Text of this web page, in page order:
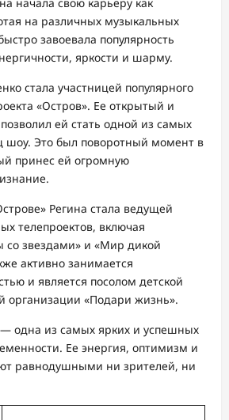
на различных музыкальных
завоевала популярность
яркости и шарму.
стала участницей популярного
«Остров». Ее открытый и
ей стать одной из самых
шоу. Это был поворотный момент в
принес ей огромную
Регина стала ведущей
телепроектов, включая
со звездами» и «Мир дикой
активно занимается
и является посолом детской
организации «Подари жизнь».
— одна из самых ярких и успешных
Ее энергия, оптимизм и
равнодушными ни зрителей, ни